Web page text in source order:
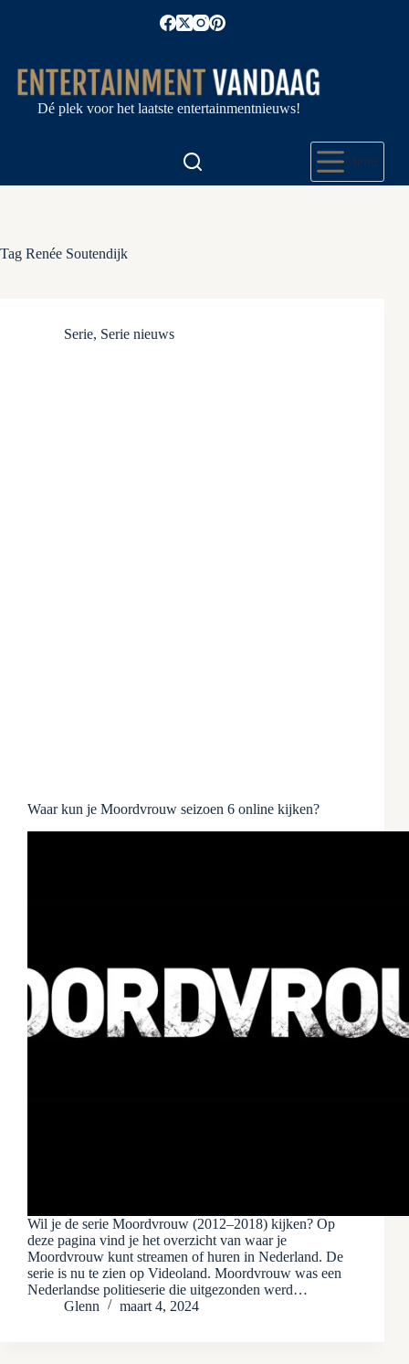
Dé plek voor het laatste entertainmentnieuws!
Menu
Tag Renée Soutendijk
Serie, Serie nieuws
Waar kun je Moordvrouw seizoen 6 online kijken?
Wil je de serie Moordvrouw (2012–2018) kijken? Op
deze pagina vind je het overzicht van waar je
Moordvrouw kunt streamen of huren in Nederland. De
serie is nu te zien op Videoland. Moordvrouw was een
Nederlandse politieserie die uitgezonden werd…
Glenn
maart 4, 2024